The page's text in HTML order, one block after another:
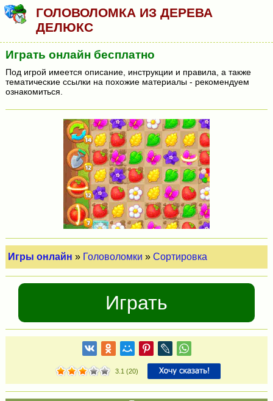
ГОЛОВОЛОМКА ИЗ ДЕРЕВА
ДЕЛЮКС
Играть онлайн бесплатно
Под игрой имеется описание, инструкции и правила, а также
тематические ссылки на похожие материалы - рекомендуем
ознакомиться.
Игры онлайн » Головоломки »Сортировка
Играть
3.1 (20)